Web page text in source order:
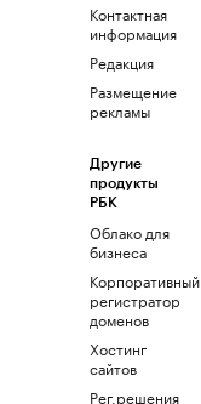
Контактная
информация
Редакция
Размещение
рекламы
Другие
продукты
РБК
Облако для
бизнеса
Корпоративный
регистратор
доменов
Хостинг
сайтов
Рег.решения